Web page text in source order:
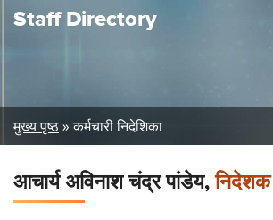
Staff Directory
Breadcrumb
मुख्य पृष्ठ कर्मचारी निदेशिका
आचार्य अविनाश चंद्र पांडेय,निदेशक